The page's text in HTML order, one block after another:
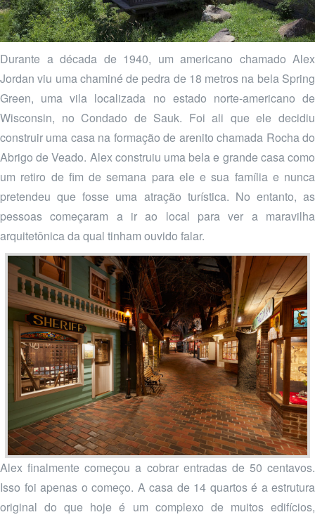
Durante a década de 1940, um americano chamado Alex
Jordan viu uma chaminé de pedra de 18 metros na bela Spring
Green, uma vila localizada no estado norte-americano de
Wisconsin, no Condado de Sauk. Foi ali que ele decidiu
construir uma casa na formação de arenito chamada Rocha do
Abrigo de Veado. Alex construiu uma bela e grande casa como
um retiro de fim de semana para ele e sua família e nunca
pretendeu que fosse uma atração turística. No entanto, as
pessoas começaram a ir ao local para ver a maravilha
arquitetônica da qual tinham ouvido falar.
Alex finalmente começou a cobrar entradas de 50 centavos.
Isso foi apenas o começo. A casa de 14 quartos é a estrutura
original do que hoje é um complexo de muitos edifícios,